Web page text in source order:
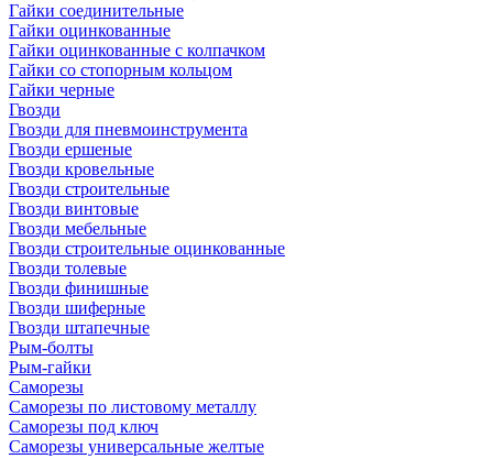
Гайки соединительные
Гайки оцинкованные
Гайки оцинкованные с колпачком
Гайки со стопорным кольцом
Гайки черные
Гвозди
Гвозди для пневмоинструмента
Гвозди ершеные
Гвозди кровельные
Гвозди строительные
Гвозди винтовые
Гвозди мебельные
Гвозди строительные оцинкованные
Гвозди толевые
Гвозди финишные
Гвозди шиферные
Гвозди штапечные
Рым-болты
Рым-гайки
Саморезы
Саморезы по листовому металлу
Саморезы под ключ
Саморезы универсальные желтые